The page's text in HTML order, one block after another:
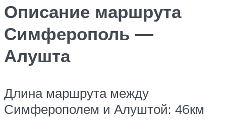
Описание маршрута
Симферополь —
Алушта
Длина маршрута между
Симферополем и Алуштой: 46км